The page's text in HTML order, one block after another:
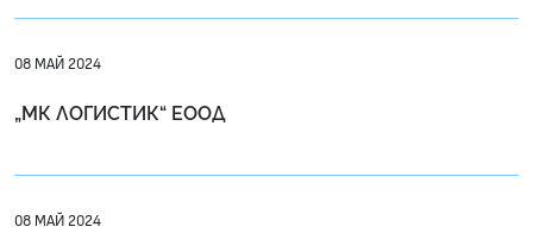
08 МАЙ 2024
„МК ЛОГИСТИК“ ЕООД
08 МАЙ 2024